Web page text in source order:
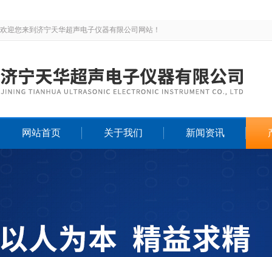
欢迎您来到济宁天华超声电子仪器有限公司网站！
网站首页 关于我们 新闻资讯